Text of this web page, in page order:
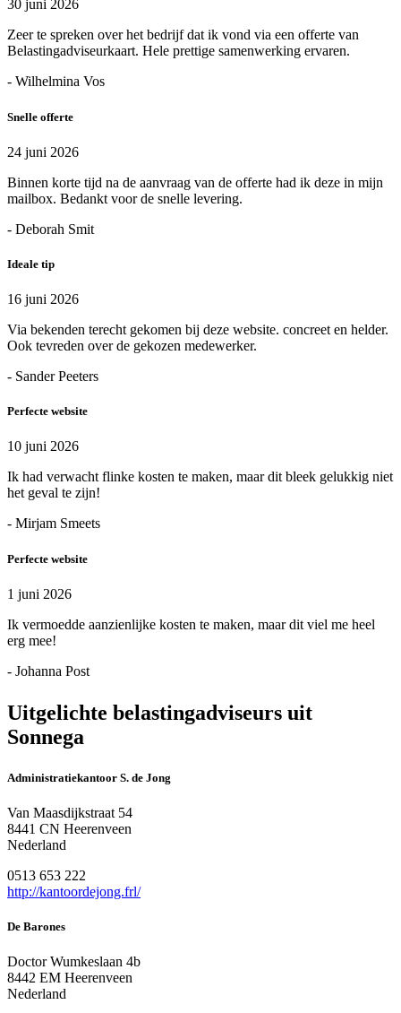
30 juni 2026
Zeer te spreken over het bedrijf dat ik vond via een offerte van
Belastingadviseurkaart. Hele prettige samenwerking ervaren.
- Wilhelmina Vos
Snelle offerte
24 juni 2026
Binnen korte tijd na de aanvraag van de offerte had ik deze in mijn
mailbox. Bedankt voor de snelle levering.
- Deborah Smit
Ideale tip
16 juni 2026
Via bekenden terecht gekomen bij deze website. concreet en helder.
Ook tevreden over de gekozen medewerker.
- Sander Peeters
Perfecte website
10 juni 2026
Ik had verwacht flinke kosten te maken, maar dit bleek gelukkig niet
het geval te zijn!
- Mirjam Smeets
Perfecte website
1 juni 2026
Ik vermoedde aanzienlijke kosten te maken, maar dit viel me heel
erg mee!
- Johanna Post
Uitgelichte belastingadviseurs uit
Sonnega
Administratiekantoor S. de Jong
Van Maasdijkstraat 54
8441 CN Heerenveen
Nederland
0513 653 222
http://kantoordejong.frl/
De Barones
Doctor Wumkeslaan 4b
8442 EM Heerenveen
Nederland